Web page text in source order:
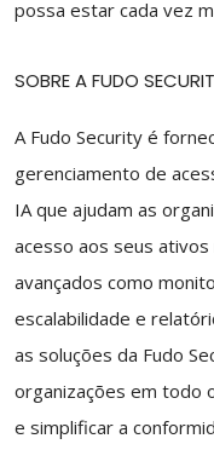
possa estar cada vez
SOBRE A FUDO
A Fudo Security é
gerenciamento de
IA que ajudam as
acesso aos seus
avançados como
escalabilidade e
as soluções da Fudo
organizações em todo
e simplificar a